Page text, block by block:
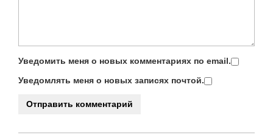
Уведомить меня о новых комментариях по email.
Уведомлять меня о новых записях почтой.